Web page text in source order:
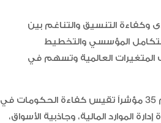
وكفاءة التنسيق والتناغم بين
المؤسسي والتخطيط
المتغيرات العالمية وتسهم في
ويستند مؤشر «تشاندلر للحكومات الرشيدة» إلى سبعة محاور رئيسية تضم 35 مؤشراً تقيس كفاءة الحكومات في
الموارد المالية، وجاذبية الأسواق،